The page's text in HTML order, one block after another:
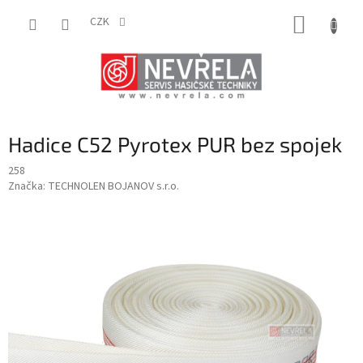
CZK
Hadice C52 Pyrotex PUR bez spojek
258
Značka: TECHNOLEN BOJANOV s.r.o.